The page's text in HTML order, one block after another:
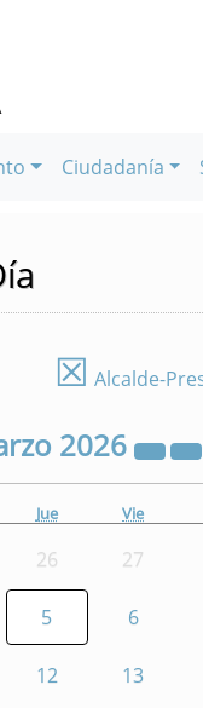
Ciudadanía
☒ Alcalde-
2026
Jue Vie
26 27
5 6
12 13